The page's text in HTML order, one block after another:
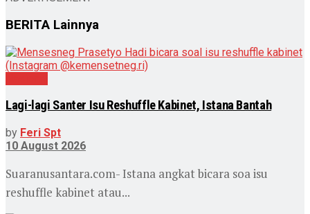
BERITA Lainnya
Lagi-lagi Santer Isu Reshuffle Kabinet, Istana Bantah
by Feri Spt
10 August 2026
Suaranusantara.com- Istana angkat bicara soa isu
reshuffle kabinet atau...